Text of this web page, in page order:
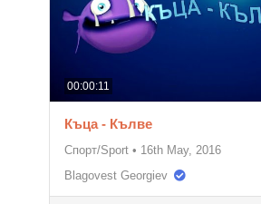
00:00:11
Къца - Кълве
Спорт/Sport • 16th May, 2016
Blagovest Georgiev